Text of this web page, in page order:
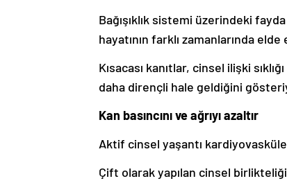
Bağışıklık sistemi üzerindeki
hayatının farklı zamanlarında elde
Kısacası kanıtlar, cinsel ilişki
daha dirençli hale geldiğini
Kan basıncını ve ağrıyı azaltır
Aktif cinsel yaşantı
Çift olarak yapılan cinsel